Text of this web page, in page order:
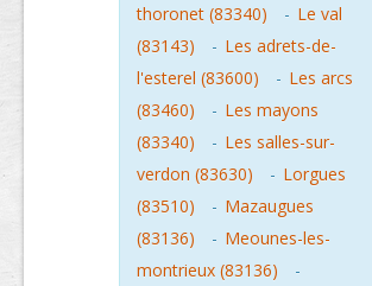
thoronet (83340)
- Le val
(83143)
- Les adrets-de-
l'esterel (83600)
- Les arcs
(83460)
- Les mayons
(83340)
- Les salles-sur-
verdon (83630)
- Lorgues
(83510)
- Mazaugues
(83136)
- Meounes-les-
montrieux (83136)
-